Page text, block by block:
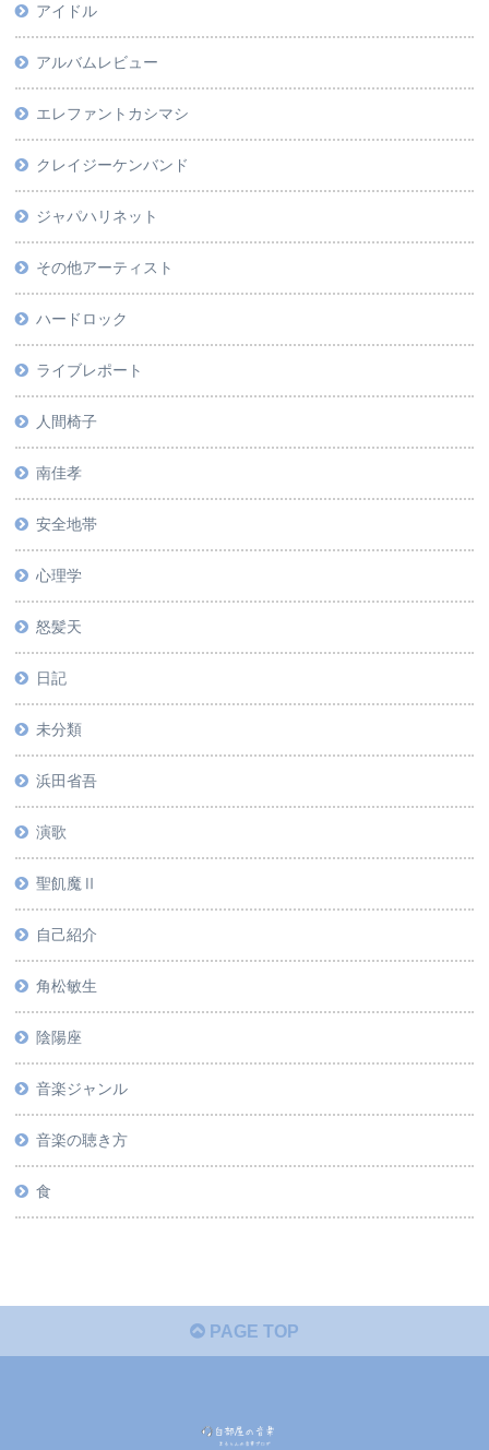
アイドル
アルバムレビュー
エレファントカシマシ
クレイジーケンバンド
ジャパハリネット
その他アーティスト
ハードロック
ライブレポート
人間椅子
南佳孝
安全地帯
心理学
怒髪天
日記
未分類
浜田省吾
演歌
聖飢魔Ⅱ
自己紹介
角松敏生
陰陽座
音楽ジャンル
音楽の聴き方
食
PAGE TOP